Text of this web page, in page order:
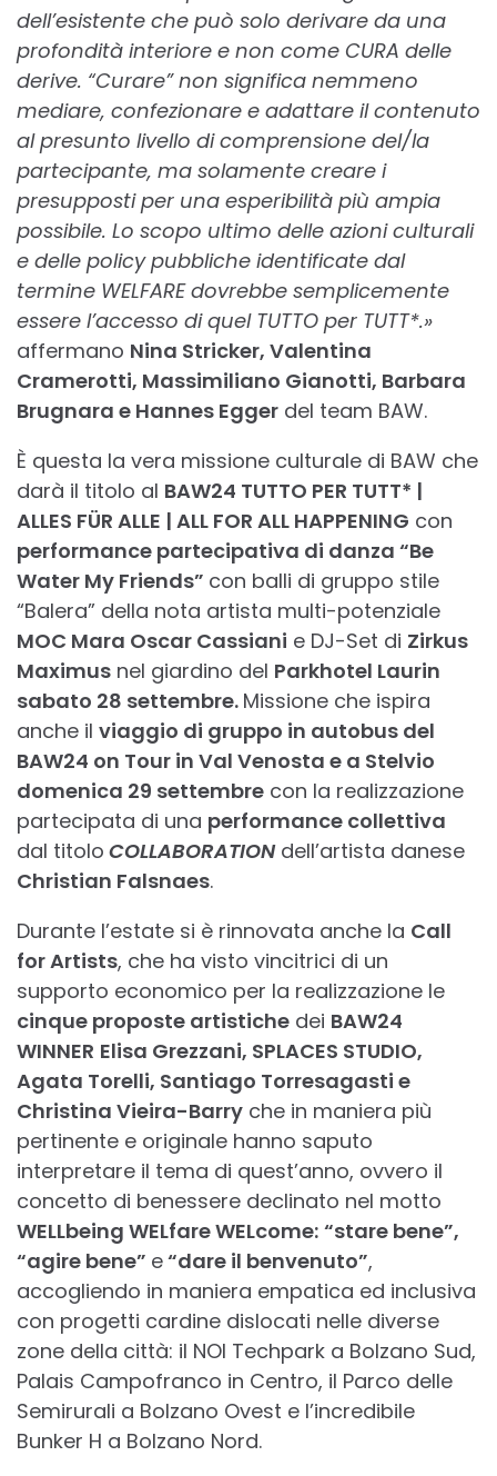
dell’esistente che può solo derivare da una
profondità interiore e non come CURA delle
derive. “Curare” non significa nemmeno
mediare, confezionare e adattare il contenuto
al presunto livello di comprensione del/la
partecipante, ma solamente creare i
presupposti per una esperibilità più ampia
possibile. Lo scopo ultimo delle azioni culturali
e delle policy pubbliche identificate dal
termine WELFARE dovrebbe semplicemente
essere l’accesso di quel TUTTO per TUTT*.»
affermano Nina Stricker, Valentina
Cramerotti, Massimiliano Gianotti, Barbara
Brugnara e Hannes Egger del team BAW.
È questa la vera missione culturale di BAW che
darà il titolo al BAW24 TUTTO PER TUTT* |
ALLES FÜR ALLE | ALL FOR ALL HAPPENING con
performance partecipativa di danza “Be
Water My Friends” con balli di gruppo stile
“Balera” della nota artista multi-potenziale
MOC Mara Oscar Cassiani e DJ-Set di Zirkus
Maximus nel giardino del Parkhotel Laurin
sabato 28 settembre. Missione che ispira
anche il viaggio di gruppo in autobus del
BAW24 on Tour in Val Venosta e a Stelvio
domenica 29 settembre con la realizzazione
partecipata di una performance collettiva
dal titolo COLLABORATIONdell’artista danese
Christian Falsnaes.
Durante l’estate si è rinnovata anche la Call
for Artists, che ha visto vincitrici di un
supporto economico per la realizzazione le
cinque proposte artistiche dei BAW24
WINNER Elisa Grezzani, SPLACES STUDIO,
Agata Torelli, Santiago Torresagasti e
Christina Vieira-Barry che in maniera più
pertinente e originale hanno saputo
interpretare il tema di quest’anno, ovvero il
concetto di benessere declinato nel motto
WELLbeing WELfare WELcome: “stare bene”,
“agire bene” e“dare il benvenuto”,
accogliendo in maniera empatica ed inclusiva
con progetti cardine dislocati nelle diverse
zone della città: il NOI Techpark a Bolzano Sud,
Palais Campofranco in Centro, il Parco delle
Semirurali a Bolzano Ovest e l’incredibile
Bunker H a Bolzano Nord.